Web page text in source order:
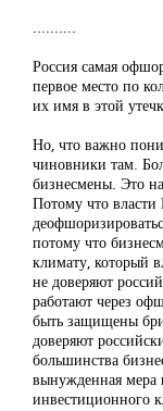
..........
Россия самая
первое место по
их имя в этой
Но, что важно
чиновники там.
бизнесмены. Это
Потому что
потому что
климату, который
не доверяют
работают через
быть защищены
доверяют
большинства
вынужденная мера
инвестиционного